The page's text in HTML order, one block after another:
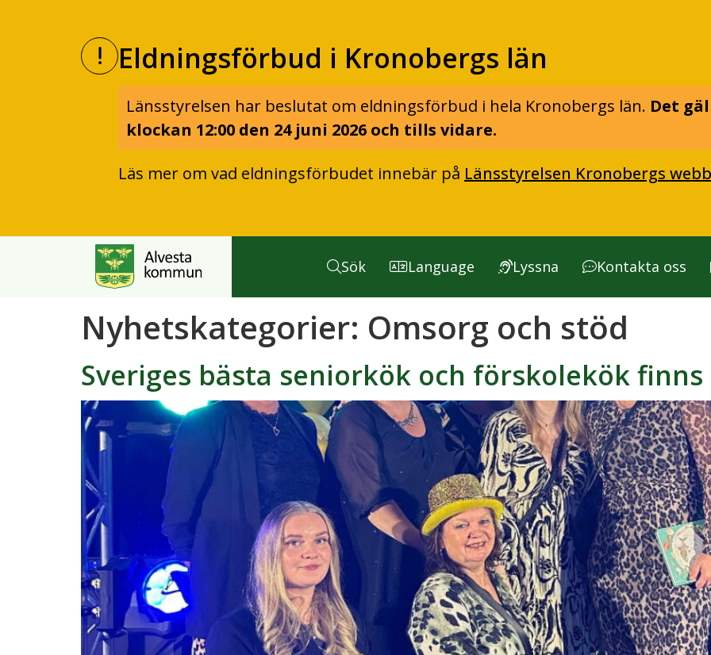
Eldningsförbud i Kronobergs län
Länsstyrelsen har beslutat om eldningsförbud i hela Kronobergs län. Det
klockan 12:00 den 24 juni 2026 och tills vidare.
Läs mer om vad eldningsförbudet innebär på Länsstyrelsen Kronobergs
Sök Language Lyssna Kontakta oss
Nyhetskategorier: Omsorg och stöd
Sveriges bästa seniorkök och förskolekök